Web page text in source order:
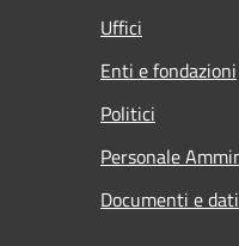
Uffici
Enti e fondazioni
Politici
Personale
Documenti e dati